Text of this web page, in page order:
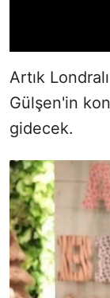
Artık
Gülşen'in
gidecek.